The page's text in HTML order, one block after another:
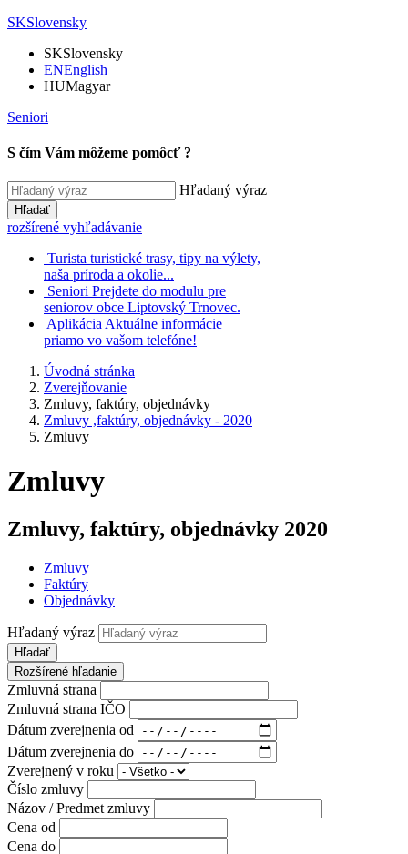
SKSlovensky
SKSlovensky
ENEnglish
HUMagyar
Seniori
S čím Vám môžeme pomôcť ?
Hľadaný výraz
Hľadať
rozšírené vyhľadávanie
Turista turistické trasy, tipy na výlety,
naša príroda a okolie...
Seniori Prejdete do modulu pre
seniorov obce Liptovský Trnovec.
Aplikácia Aktuálne informácie
priamo vo vašom telefóne!
Úvodná stránka
Zverejňovanie
Zmluvy, faktúry, objednávky
Zmluvy ,faktúry, objednávky - 2020
Zmluvy
Zmluvy
Zmluvy, faktúry, objednávky 2020
Zmluvy
Faktúry
Objednávky
Hľadaný výraz
Hľadať
Rozšírené hľadanie
Zmluvná strana
Zmluvná strana IČO
Dátum zverejnenia od
Dátum zverejnenia do
Zverejnený v roku
Číslo zmluvy
Názov / Predmet zmluvy
Cena od
Cena do